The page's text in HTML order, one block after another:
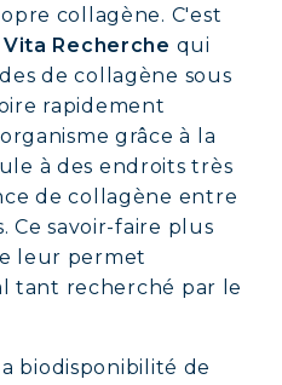
CHEVEUX :
DOULEURS
VOTRE
collagène. C'est
Vita Recherche qui
de collagène sous
rapidement
grâce à la
à des endroits très
de collagène entre
Ce savoir-faire plus
leur permet
tant recherché par le
biodisponibilité de